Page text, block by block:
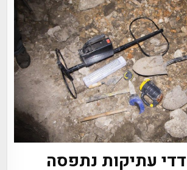
עתיקות נתפסה